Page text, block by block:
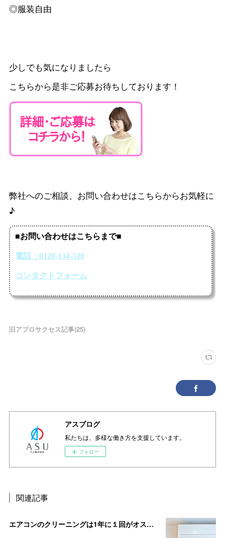
◎服装自由
少しでも気になりましたら
こちらから是非ご応募お待ちしております！
弊社へのご相談、お問い合わせはこちらからお気軽に
♪
旧アプロサクセス記事(25)
アスブログ
私たちは、多様な働き方を支援しています。
フォロー
関連記事
エアコンのクリーニングは1年に１回がオススメ